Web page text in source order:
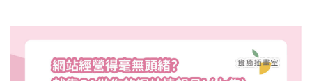
analytics Individual Qualificatio […]